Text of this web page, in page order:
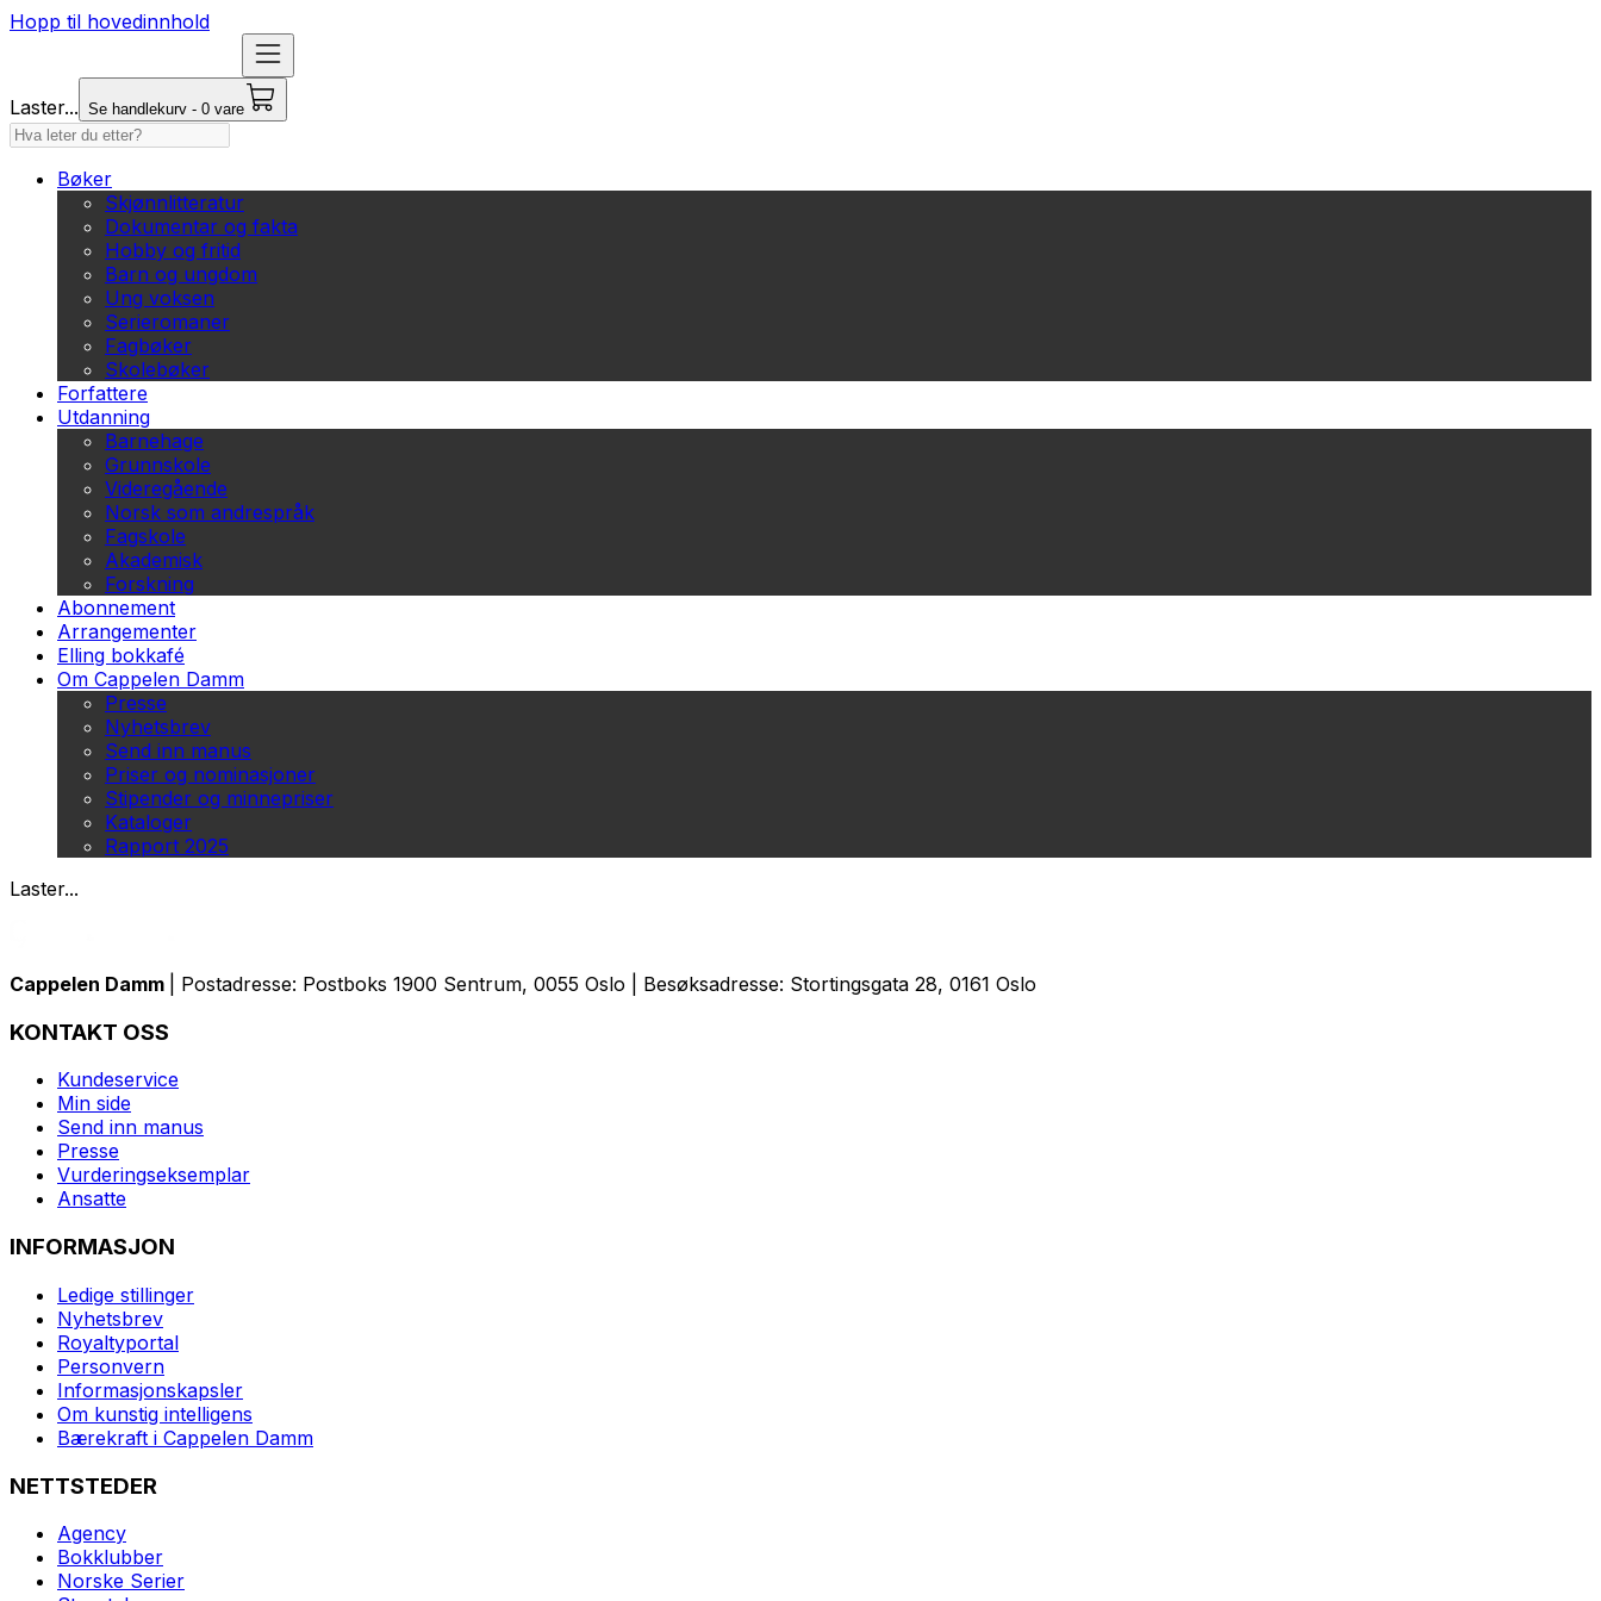
Hopp til hovedinnhold
Laster... Se handlekurv - 0 vare
Bøker
Skjønnlitteratur
Dokumentar og fakta
Hobby og fritid
Barn og ungdom
Ung voksen
Serieromaner
Fagbøker
Skolebøker
Forfattere
Utdanning
Barnehage
Grunnskole
Videregående
Norsk som andrespråk
Fagskole
Akademisk
Forskning
Abonnement
Arrangementer
Elling bokkafé
Om Cappelen Damm
Presse
Nyhetsbrev
Send inn manus
Priser og nominasjoner
Stipender og minnepriser
Kataloger
Rapport 2025
Laster...
Cappelen Damm | Postadresse: Postboks 1900 Sentrum, 0055 Oslo | Besøksadresse: Stortingsgata 28, 0161 Oslo
KONTAKT OSS
Kundeservice
Min side
Send inn manus
Presse
Vurderingseksemplar
Ansatte
INFORMASJON
Ledige stillinger
Nyhetsbrev
Royaltyportal
Personvern
Informasjonskapsler
Om kunstig intelligens
Bærekraft i Cappelen Damm
NETTSTEDER
Agency
Bokklubber
Norske Serier